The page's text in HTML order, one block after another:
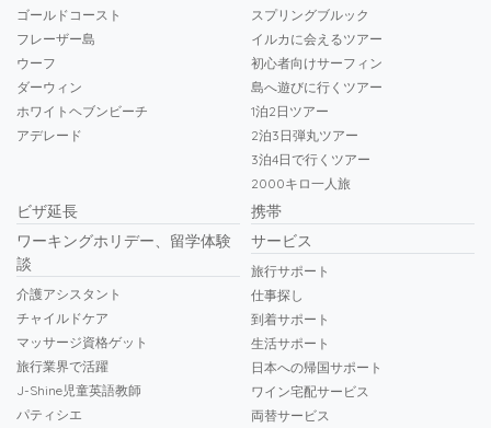
ゴールドコースト
フレーザー島
ウーフ
ダーウィン
ホワイトヘブンビーチ
アデレード
スプリングブルック
イルカに会えるツアー
初心者向けサーフィン
島へ遊びに行くツアー
1泊2日ツアー
2泊3日弾丸ツアー
3泊4日で行くツアー
2000キロ一人旅
ビザ延長
ワーキングホリデー、留学体験
談
介護アシスタント
チャイルドケア
マッサージ資格ゲット
旅行業界で活躍
J-Shine児童英語教師
パティシエ
携帯
サービス
旅行サポート
仕事探し
到着サポート
生活サポート
日本への帰国サポート
ワイン宅配サービス
両替サービス